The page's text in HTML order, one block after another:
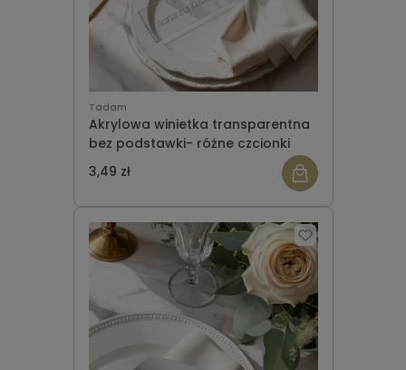
Tadam
Akrylowa winietka transparentna
bez podstawki- różne czcionki
3,49 zł